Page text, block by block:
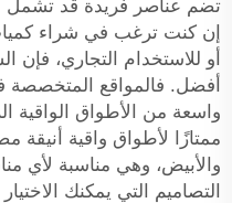
تضم عناصر فريدة قد تشمل
إن كنت ترغب في شراء
أو للاستخدام التجاري، فإن
أفضل. فالمواقع المتخصصة
ممتازًا لأطواق واقية أنيقة
والأبيض، وهي مناسبة لأي
التصاميم التي يمكنك